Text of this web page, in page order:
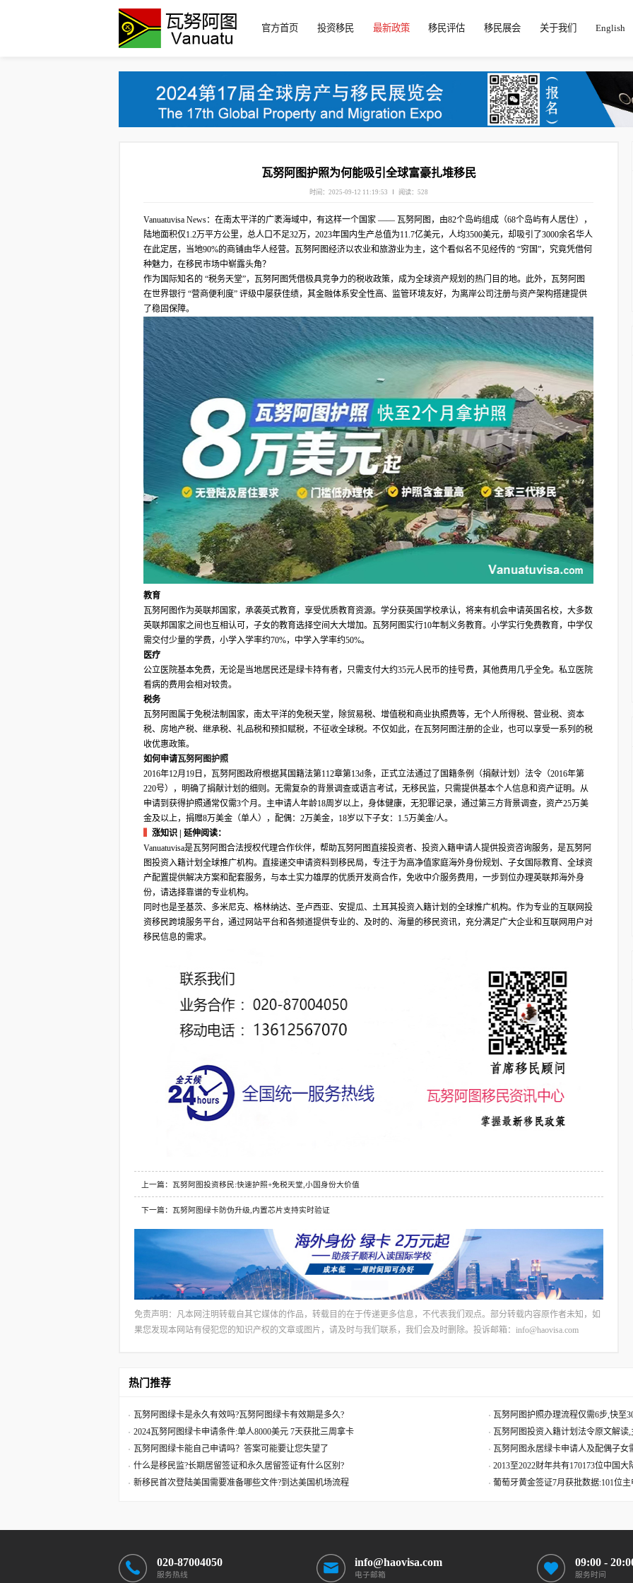
官方首页 投资移民 最新政策 移民评估 移民展会 关于我们 English
瓦努阿图护照为何能吸引全球富豪扎堆移民
时间：2025-09-12 11:19:53 阅读：528
Vanuatuvisa News：在南太平洋的广袤海域中，有这样一个国家 —— 瓦努阿图，由82个岛屿组成（68个岛屿有人居住），
陆地面积仅1.2万平方公里，总人口不足32万，2023年国内生产总值为11.7亿美元，人均3500美元，却吸引了3000余名华人
在此定居，当地90%的商铺由华人经营。瓦努阿图经济以农业和旅游业为主，这个看似名不见经传的 “穷国”，究竟凭借何
种魅力，在移民市场中崭露头角？
作为国际知名的 “税务天堂”，瓦努阿图凭借极具竞争力的税收政策，成为全球资产规划的热门目的地。此外，瓦努阿图
在世界银行 “营商便利度” 评级中屡获佳绩，其金融体系安全性高、监管环境友好，为离岸公司注册与资产架构搭建提供
了稳固保障。
教育
瓦努阿图作为英联邦国家，承袭英式教育，享受优质教育资源。学分获英国学校承认，将来有机会申请英国名校，大多数
英联邦国家之间也互相认可，子女的教育选择空间大大增加。瓦努阿图实行10年制义务教育。小学实⾏免费教育，中学仅
需交付少量的学费，小学入学率约70%，中学⼊学率约50%。
医疗
公立医院基本免费，无论是当地居民还是绿卡持有者，只需支付大约35元人民币的挂号费，其他费用几乎全免。私立医院
看病的费用会相对较贵。
税务
瓦努阿图属于免税法制国家，南太平洋的免税天堂，除贸易税、增值税和商业执照费等，无个人所得税、营业税、资本
税、房地产税、继承税、礼品税和预扣赋税，不征收全球税。不仅如此，在瓦努阿图注册的企业，也可以享受一系列的税
收优惠政策。
如何申请瓦努阿图护照
2016年12月19日，瓦努阿图政府根据其国籍法第112章第13d条，正式立法通过了国籍条例（捐献计划）法令（2016年第
220号），明确了捐献计划的细则。无需复杂的背景调查或语言考试，无移民监，只需提供基本个人信息和资产证明。从
申请到获得护照通常仅需3个月。主申请人年龄18周岁以上，身体健康，无犯罪记录，通过第三方背景调查，资产25万美
金及以上，捐赠8万美金（单人），配偶：2万美金，18岁以下子女：1.5万美金/人。
▍涨知识 | 延伸阅读：
Vanuatuvisa是瓦努阿图合法授权代理合作伙伴，帮助瓦努阿图直接投资者、投资入籍申请人提供投资咨询服务，是瓦努阿
图投资入籍计划全球推广机构。直接递交申请资料到移民局，专注于为高净值家庭海外身份规划、子女国际教育、全球资
产配置提供解决方案和配套服务，与本土实力雄厚的优质开发商合作，免收中介服务费用，一步到位办理英联邦海外身
份，请选择靠谱的专业机构。
同时也是圣基茨、多米尼克、格林纳达、圣卢西亚、安提瓜、土耳其投资入籍计划的全球推广机构。作为专业的互联网投
资移民跨境服务平台，通过网站平台和各频道提供专业的、及时的、海量的移民资讯，充分满足广大企业和互联网用户对
移民信息的需求。
上一篇：瓦努阿图投资移民:快速护照+免税天堂,小国身份大价值
下一篇：瓦努阿图绿卡防伪升级,内置芯片支持实时验证
免责声明：凡本网注明转载自其它媒体的作品，转载目的在于传递更多信息，不代表我们观点。部分转载内容原作者未知，如
果您发现本网站有侵犯您的知识产权的文章或图片，请及时与我们联系，我们会及时删除。投诉邮箱：info@haovisa.com
热门推荐
瓦努阿图绿卡是永久有效吗?瓦努阿图绿卡有效期是多久?
瓦努阿图护照办理流程仅需6步,快至
2024瓦努阿图绿卡申请条件:单人8000美元 7天获批三周拿卡
瓦努阿图投资入籍计划法令原文解读
瓦努阿图绿卡能自己申请吗？答案可能要让您失望了
瓦努阿图永居绿卡申请人及配偶子女
什么是移民监?长期居留签证和永久居留签证有什么区别?
2013至2022财年共有170173位中国
新移民首次登陆美国需要准备哪些文件?到达美国机场流程
葡萄牙黄金签证7月获批数据:101位
020-87004050
服务热线
info@haovisa.com
电子邮箱
09:00 -
服务时间